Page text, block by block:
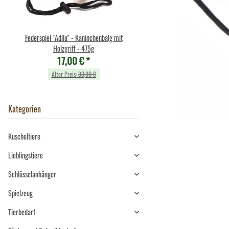
Federspiel "Adila" - Kaninchenbalg mit
Holzgriff - 475g
17,00 €*
Alter Preis:33,90 €
Cornelissen - Kuscheltier -
Kategorien
Kuscheltiere
Lieblingstiere
Schlüsselanhänger
Spielzeug
Tierbedarf